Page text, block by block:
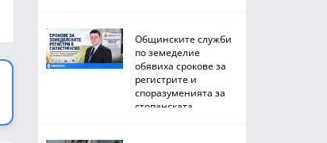
Общинските служби
по земеделие
обявиха срокове за
регистрите и
споразуменията за
стопанската